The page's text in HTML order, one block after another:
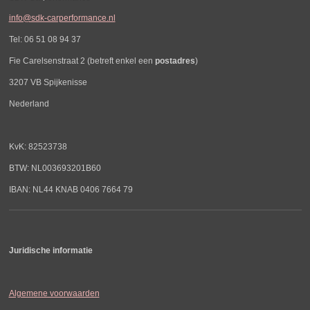
info@sdk-carperformance.nl
Tel: 06 51 08 94 37
Fie Carelsenstraat 2 (betreft enkel een postadres)
3207 VB Spijkenisse
Nederland
KvK: 82523738
BTW: NL003693201B60
IBAN: NL44 KNAB 0406 7664 79
Juridische informatie
Algemene voorwaarden